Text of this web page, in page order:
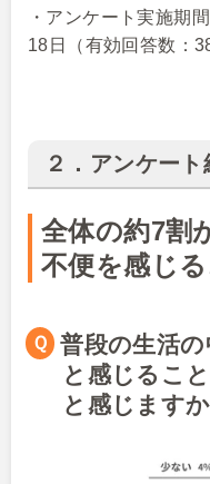
・アンケート実施期
18日（有効回答数：
２．アンケート
全体の約7割
不便を感じ
Ｑ普段の生活の中で障害を理由に不便
と感じるこ
と感じます